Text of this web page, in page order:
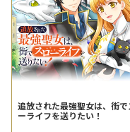
追放された最強聖女は、街で
ーライフを送りたい！